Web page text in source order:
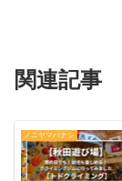
関連記事
ノニヤマバナシ